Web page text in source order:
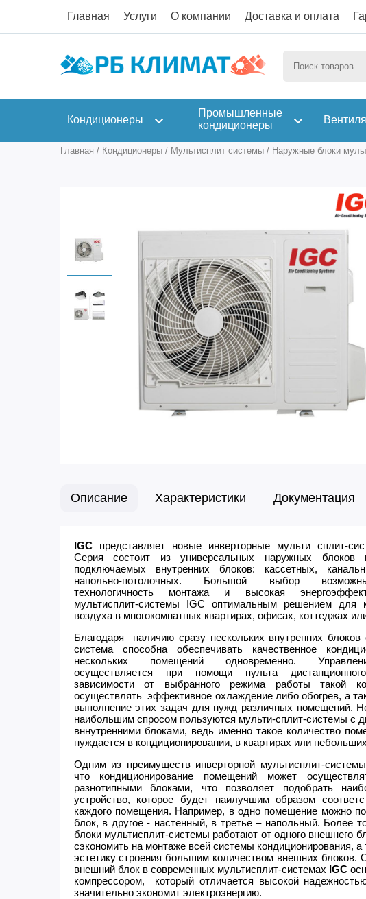
Главная Услуги О компании Доставка и оплата
Кондиционеры
Промышленные
кондиционеры
Главная / Кондиционеры / Мультисплит системы / Наружные блоки
Описание Характеристики Документация
IGC представляет новые инверторные мульти сплит-
Серия состоит из универсальных наружных блоков
подключаемых внутренних блоков: кассетных,
напольно-потолочных. Большой выбор
технологичность монтажа и высокая
мультисплит-системы IGC оптимальным решением для
воздуха в многокомнатных квартирах, офисах, коттеджах
Благодаря наличию сразу нескольких внутренних блоков
система способна обеспечивать качественное
нескольких помещений одновременно.
осуществляется при помощи пульта
зависимости от выбранного режима работы такой
осуществлять эффективное охлаждение либо обогрев, а
выполнение этих задач для нужд различных помещений.
наибольшим спросом пользуются мульти-сплит-системы с
вннутренними блоками, ведь именно такое количество
нуждается в кондиционировании, в квартирах или
Одним из преимуществ инверторной мультисплит-системы
что кондиционирование помещений может
разнотипными блоками, что позволяет подобрать
устройство, которое будет наилучшим образом
каждого помещения. Например, в одно помещение можно
блок, в другое - настенный, в третье – напольный. Более
блоки мультисплит-системы работают от одного внешнего
сэкономить на монтаже всей системы кондиционирования, а
эстетику строения большим количеством внешних блоков.
внешний блок в современных мультисплит-системах IGC
компрессором, который отличается высокой
значительно экономит электроэнергию.